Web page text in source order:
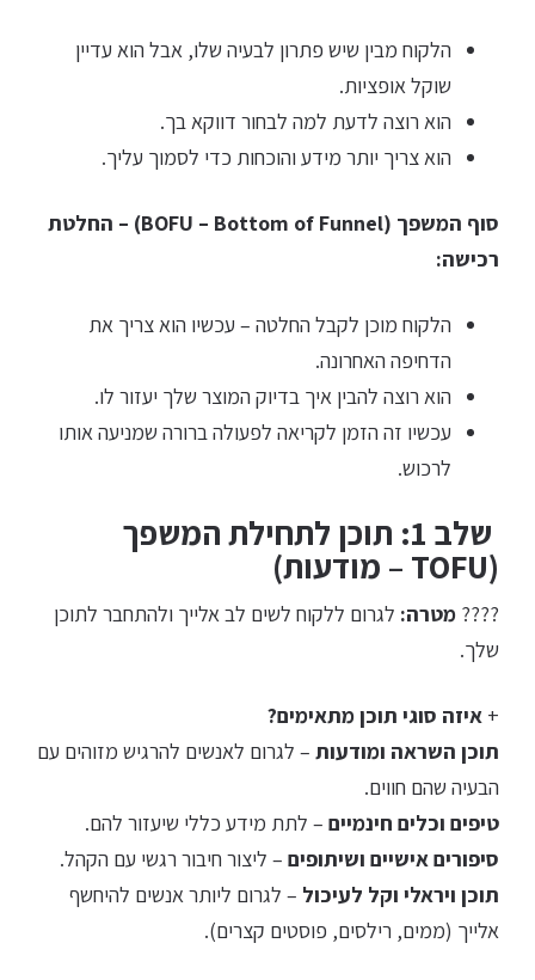
הלקוח מבין שיש פתרון לבעיה שלו, אבל הוא עדיין
שוקל אופציות.
הוא רוצה לדעת למה לבחור דווקא בך.
הוא צריך יותר מידע והוכחות כדי לסמוך עליך.
סוף המשפך (BOFU – Bottom of Funnel) – החלטת
רכישה:
הלקוח מוכן לקבל החלטה – עכשיו הוא צריך את
הדחיפה האחרונה.
הוא רוצה להבין איך בדיוק המוצר שלך יעזור לו.
עכשיו זה הזמן לקריאה לפעולה ברורה שמניעה אותו
לרכוש.
שלב 1: תוכן לתחילת המשפך
(TOFU – מודעות)
???? מטרה: לגרום ללקוח לשים לב אלייך ולהתחבר לתוכן
שלך.
+ איזה סוגי תוכן מתאימים?
תוכן השראה ומודעות – לגרום לאנשים להרגיש מזוהים עם
הבעיה שהם חווים.
טיפים וכלים חינמיים – לתת מידע כללי שיעזור להם.
סיפורים אישיים ושיתופים – ליצור חיבור רגשי עם הקהל.
תוכן ויראלי וקל לעיכול – לגרום ליותר אנשים להיחשף
אלייך (ממים, רילסים, פוסטים קצרים).